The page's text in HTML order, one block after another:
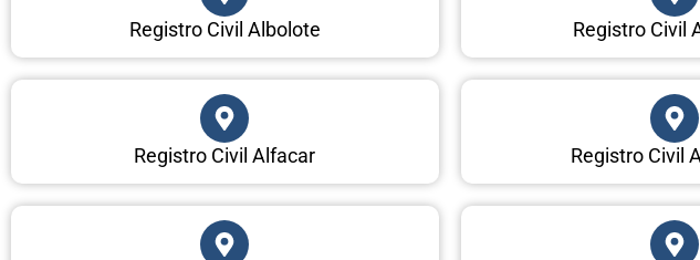
Registro Civil Albolote Registro Civil
Registro Civil Alfacar Registro Civil